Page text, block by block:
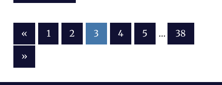
Seitennummerierung
« Vorherige
Beiträge
1 2 3 4 5 … 38
Nächste
Beiträge
»